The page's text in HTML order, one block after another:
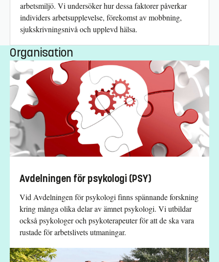
arbetsmiljö. Vi undersöker hur dessa faktorer påverkar
individers arbetsupplevelse, förekomst av mobbning,
sjukskrivningsnivå och upplevd hälsa.
Organisation
Avdelningen för psykologi (PSY)
Vid Avdelningen för psykologi finns spännande forskning
kring många olika delar av ämnet psykologi. Vi utbildar
också psykologer och psykoterapeuter för att de ska vara
rustade för arbetslivets utmaningar.